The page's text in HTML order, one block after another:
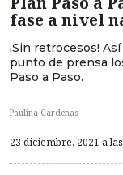
fase a nivel
¡Sin retrocesos!
punto de prensa
Paso a Paso.
Paulina Cárdenas
23 diciembre, 2021 a